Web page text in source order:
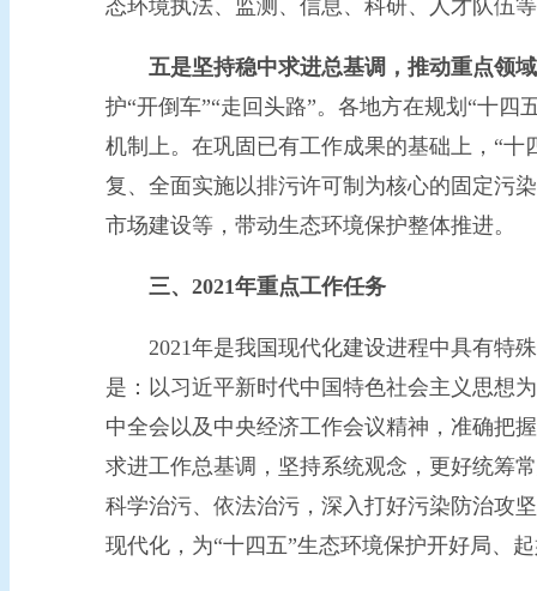
态环境执法、监测、信息、科研、人才队伍
五是坚持稳中求进总基调，推动重点领
护“开倒车”“走回头路”。各地方在规划“十
机制上。在巩固已有工作成果的基础上，“
复、全面实施以排污许可制为核心的固定污
市场建设等，带动生态环境保护整体推进。
三、2021年重点工作任务
2021年是我国现代化建设进程中具有特殊
是：以习近平新时代中国特色社会主义思想
中全会以及中央经济工作会议精神，准确把
求进工作总基调，坚持系统观念，更好统筹
科学治污、依法治污，深入打好污染防治攻
现代化，为“十四五”生态环境保护开好局、